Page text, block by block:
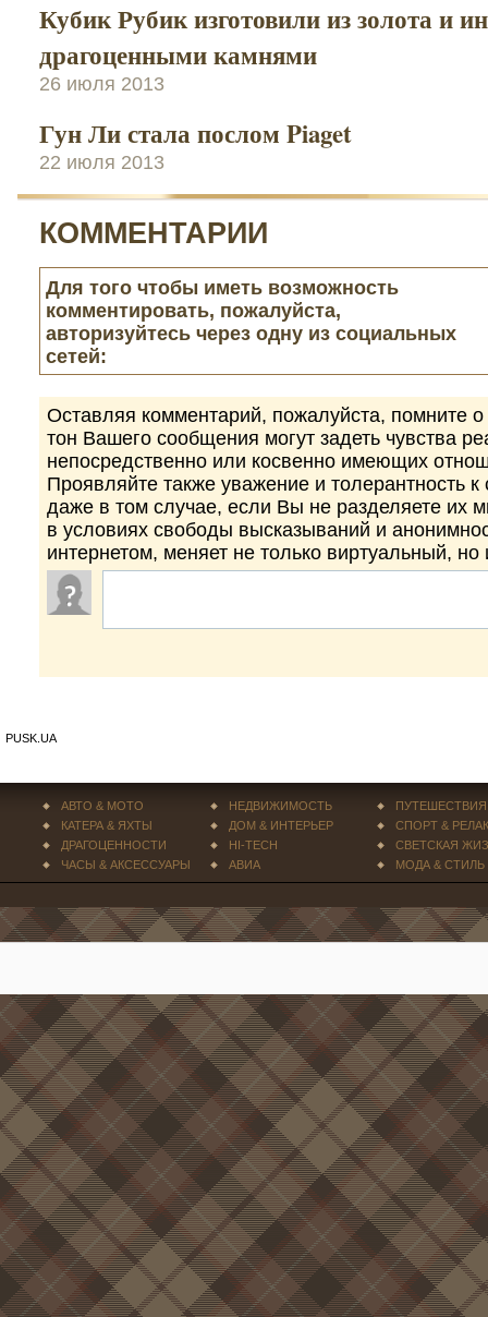
Кубик Рубик изготовили из золота и
драгоценными камнями
26 июля 2013
Гун Ли стала послом Piaget
22 июля 2013
КОММЕНТАРИИ
Для того чтобы иметь возможность
комментировать, пожалуйста,
авторизуйтесь через одну из социальных
сетей:
Оставляя комментарий, пожалуйста, помните
тон Вашего сообщения могут задеть чувства
непосредственно или косвенно имеющих
Проявляйте также уважение и толерантность
даже в том случае, если Вы не разделяете их
в условиях свободы высказываний и
интернетом, меняет не только виртуальный,
PUSK.UA
АВТО & МОТО
КАТЕРА & ЯХТЫ
ДРАГОЦЕННОСТИ
ЧАСЫ & АКСЕССУАРЫ
НЕДВИЖИМОСТЬ
ДОМ & ИНТЕРЬЕР
HI-TECH
АВИА
ПУТЕШЕСТВИЯ
СПОРТ &
СВЕТСКАЯ
МОДА & СТИЛЬ